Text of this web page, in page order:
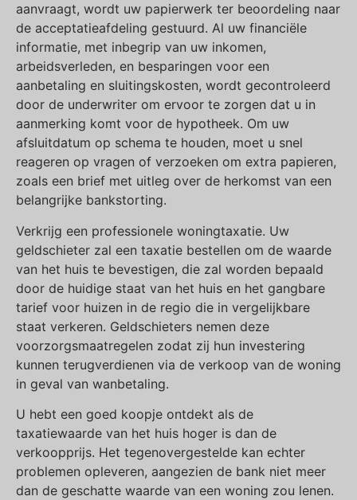
aanvraagt, wordt uw papierwerk ter beoordeling naar
de acceptatieafdeling gestuurd. Al uw financiële
informatie, met inbegrip van uw inkomen,
arbeidsverleden, en besparingen voor een
aanbetaling en sluitingskosten, wordt gecontroleerd
door de underwriter om ervoor te zorgen dat u in
aanmerking komt voor de hypotheek. Om uw
afsluitdatum op schema te houden, moet u snel
reageren op vragen of verzoeken om extra papieren,
zoals een brief met uitleg over de herkomst van een
belangrijke bankstorting.
Verkrijg een professionele woningtaxatie. Uw
geldschieter zal een taxatie bestellen om de waarde
van het huis te bevestigen, die zal worden bepaald
door de huidige staat van het huis en het gangbare
tarief voor huizen in de regio die in vergelijkbare
staat verkeren. Geldschieters nemen deze
voorzorgsmaatregelen zodat zij hun investering
kunnen terugverdienen via de verkoop van de woning
in geval van wanbetaling.
U hebt een goed koopje ontdekt als de
taxatiewaarde van het huis hoger is dan de
verkoopprijs. Het tegenovergestelde kan echter
problemen opleveren, aangezien de bank niet meer
dan de geschatte waarde van een woning zou lenen.